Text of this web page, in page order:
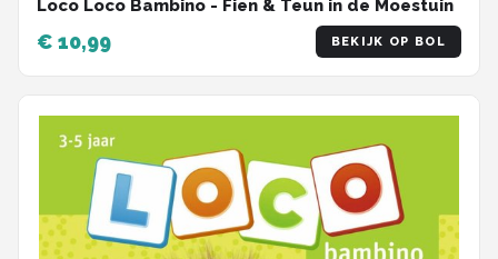
Loco Loco Bambino - Fien & Teun in de Moestuin
€ 10,99 BEKIJK OP BOL